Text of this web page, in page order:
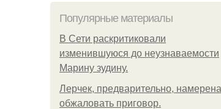
Популярные материалы
В Сети раскритиковали
изменившуюся до неузнаваемости
Марину зудину.
Лерчек, предварительно, намерена
обжаловать приговор.